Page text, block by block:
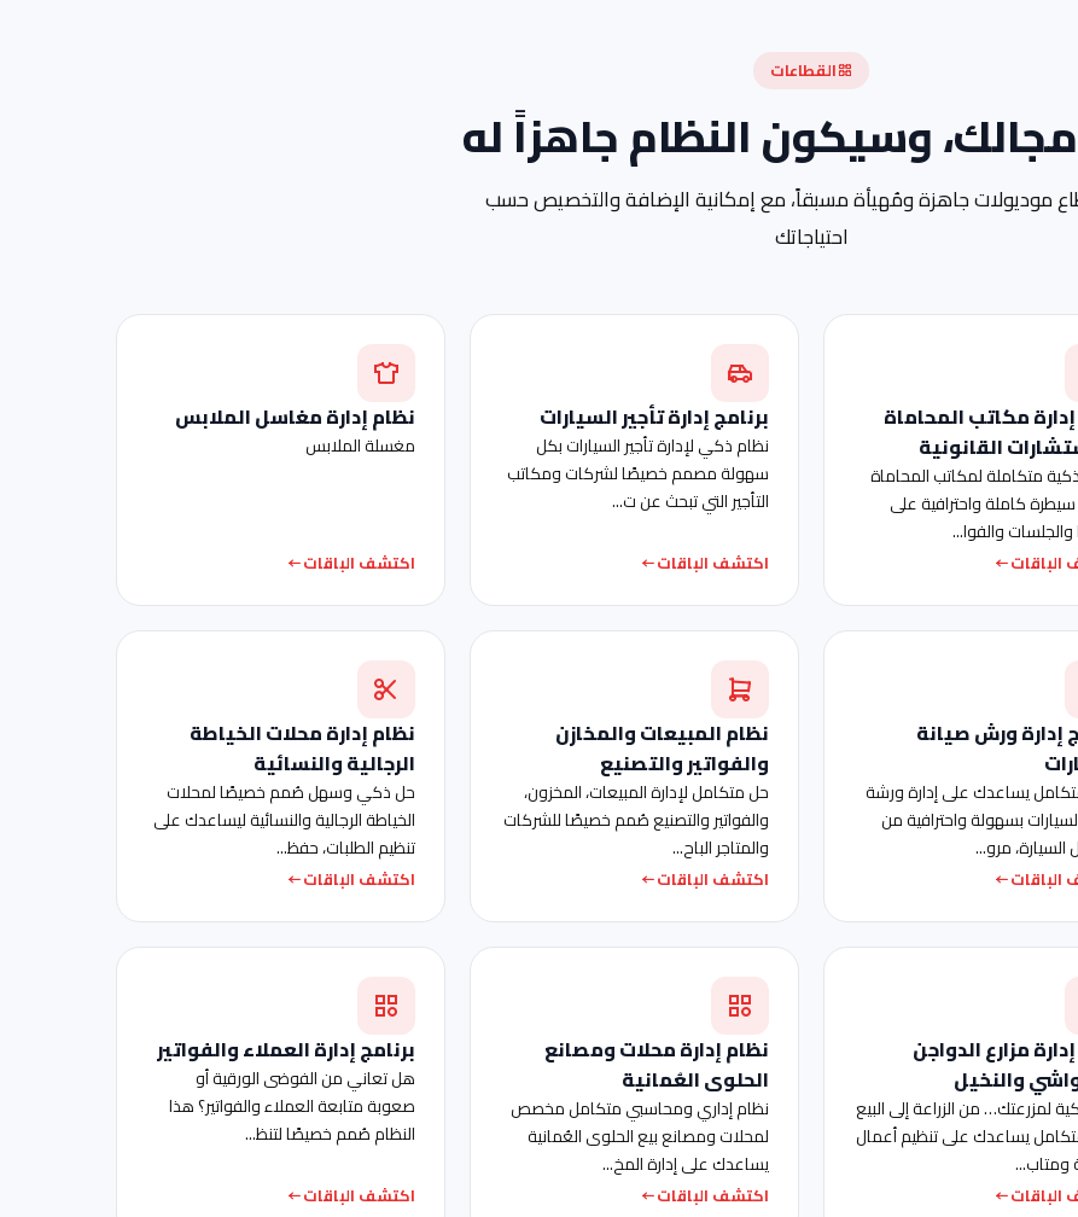
القطاعات
مجالك، وسيكون النظام جاهزاً له
موديولات جاهزة ومُهيأة مسبقاً، مع إمكانية الإضافة والتخصيص حسب
احتياجاتك
مكاتب المحاماة
القانونية
متكاملة لمكاتب المحاماة
كاملة واحترافية على
والجلسات والفوا...
برنامج إدارة تأجير السيارات
نظام ذكي لإدارة تأجير السيارات بكل
سهولة مصمم خصيصًا لشركات ومكاتب
التأجير التي تبحث عن ت...
اكتشف الباقات
نظام إدارة مغاسل الملابس
مغسلة الملابس
اكتشف الباقات
إدارة ورش صيانة
يساعدك على إدارة ورشة
بسهولة واحترافية من
السيارة، مرو...
نظام المبيعات والمخازن
والفواتير والتصنيع
حل متكامل لإدارة المبيعات، المخزون،
والفواتير والتصنيع صُمم خصيصًا للشركات
والمتاجر الباح...
اكتشف الباقات
نظام إدارة محلات الخياطة
الرجالية والنسائية
حل ذكي وسهل صُمم خصيصًا لمحلات
الخياطة الرجالية والنسائية ليساعدك على
تنظيم الطلبات، حفظ...
اكتشف الباقات
مزارع الدواجن
والنخيل
لمزرعتك… من الزراعة إلى البيع
يساعدك على تنظيم أعمال
ومتاب...
نظام إدارة محلات ومصانع
الحلوى العُمانية
نظام إداري ومحاسبي متكامل مخصص
لمحلات ومصانع بيع الحلوى العُمانية
يساعدك على إدارة المخ...
اكتشف الباقات
برنامج إدارة العملاء والفواتير
هل تعاني من الفوضى الورقية أو
صعوبة متابعة العملاء والفواتير؟ هذا
النظام صُمم خصيصًا لتنظ...
اكتشف الباقات